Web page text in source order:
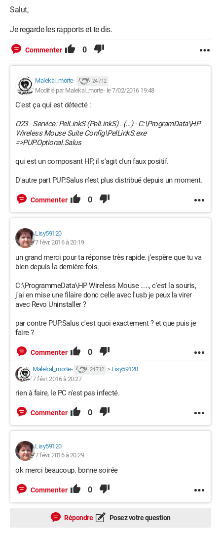
Salut,
Je regarde les rapports et te dis.
Commenter 0
Malekal_morte- 24 712
Modifié par Malekal_morte- le 7/02/2016 19:48
C'est ça qui est détecté :
O23 - Service: PelLinkS (PelLinkS) . (...) - C:\ProgramData\HP
Wireless Mouse Suite Config\PelLinkS.exe
=>PUP.Optional.Salus
qui est un composant HP, il s'agit d'un faux positif.
D'autre part PUP.Salus n'est plus distribué depuis un moment.
Commenter 0
Lisy59120
7 févr. 2016 à 20:19
un grand merci pour ta réponse très rapide. j'espère que tu va
bien depuis la dernière fois.
C:\ProgrammeData\HP Wireless Mouse ....., c'est la souris,
j'ai en mise une filaire donc celle avec l'usb je peux la virer
avec Revo Uninstaller ?
par contre PUP.Salus c'est quoi exactement ? et que puis je
faire ?
Commenter 0
Malekal_morte- 24 712 > Lisy59120
7 févr. 2016 à 20:27
rien à faire, le PC n'est pas infecté.
Commenter 0
Lisy59120
7 févr. 2016 à 20:29
ok merci beaucoup. bonne soirée
Commenter 0
Répondre Posez votre question